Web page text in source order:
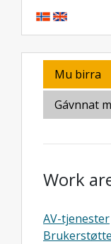
Mu birra
Gávnnat
Work
AV-tjenester
Brukerstøtte